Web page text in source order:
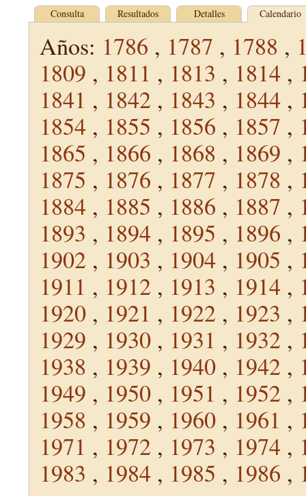
Consulta Resultados Detalles Calendario
Años: 1786 , 1787 , 1788 ,
1809 , 1811 , 1813 , 1814 ,
1841 , 1842 , 1843 , 1844 ,
1854 , 1855 , 1856 , 1857 ,
1865 , 1866 , 1868 , 1869 ,
1875 , 1876 , 1877 , 1878 ,
1884 , 1885 , 1886 , 1887 ,
1893 , 1894 , 1895 , 1896 ,
1902 , 1903 , 1904 , 1905 ,
1911 , 1912 , 1913 , 1914 ,
1920 , 1921 , 1922 , 1923 ,
1929 , 1930 , 1931 , 1932 ,
1938 , 1939 , 1940 , 1942 ,
1949 , 1950 , 1951 , 1952 ,
1958 , 1959 , 1960 , 1961 ,
1971 , 1972 , 1973 , 1974 ,
1983 , 1984 , 1985 , 1986 ,